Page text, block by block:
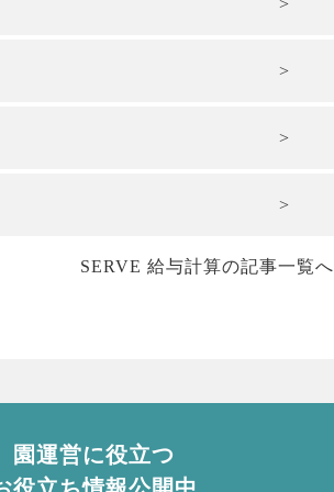
SERVE 給与計算の記事一覧へ
園運営に役立つ